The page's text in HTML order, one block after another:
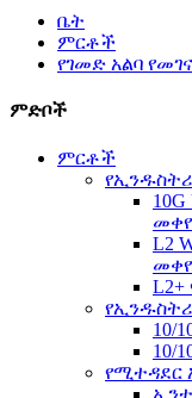
ቤት
ምርቶች
የገመድ አልባ
ምድቦች
ምርቶች
L2
10/
10/
የሚተዳደር